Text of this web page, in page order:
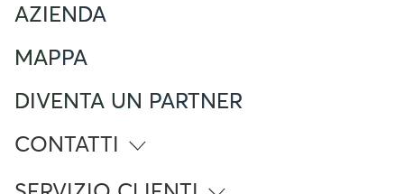
AZIENDA
MAPPA
DIVENTA UN PARTNER
CONTATTI